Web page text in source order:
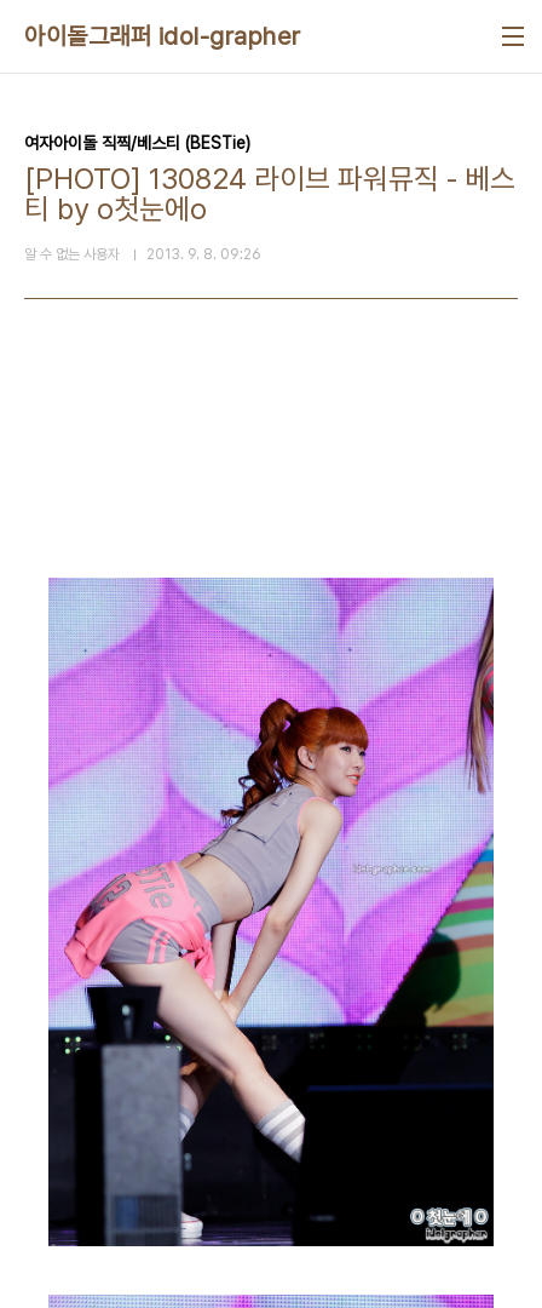
아이돌그래퍼 idol-grapher
여자아이돌 직찍/베스티 (BESTie)
[PHOTO] 130824 라이브 파워뮤직 - 베스
티 by o첫눈에o
알 수 없는 사용자 2013. 9. 8. 09:26